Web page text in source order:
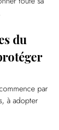
du
par
à adopter